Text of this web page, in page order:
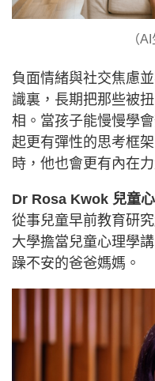
（
負面情緒與社交焦慮
識裏，長期把那些被
相。當孩子能慢慢學
起更有彈性的思考框
時，他也會更有內在
Dr Rosa Kwok 兒童
從事兒童早前教育研
大學擔當兒童心理學
躁不安的爸爸媽媽。